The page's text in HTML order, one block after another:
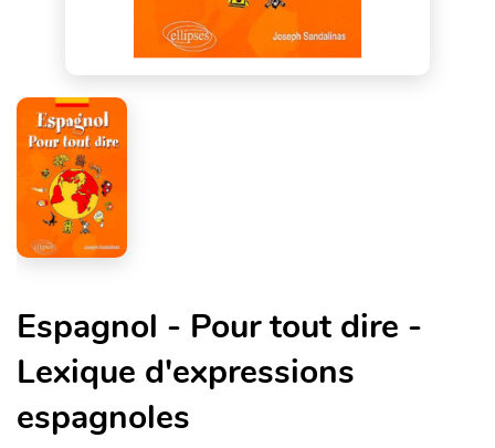
Espagnol - Pour tout dire -
Lexique d'expressions
espagnoles